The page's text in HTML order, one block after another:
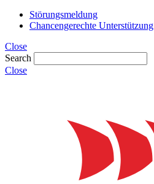
Störungsmeldung
Chancengerechte Unterstützung
Close
Search
Close